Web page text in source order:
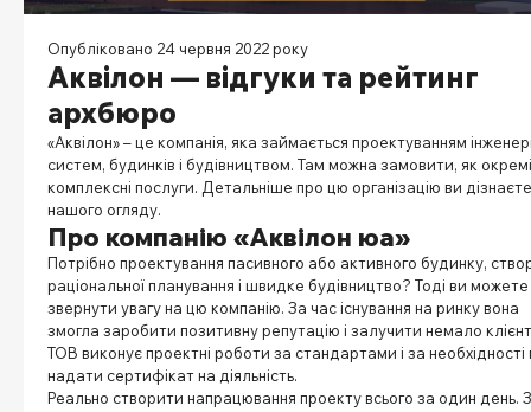
Опубліковано 24 червня 2022 року
Аквілон — відгуки та рейтинг
архбюро
«Аквілон» – це компанія, яка займається проектуванням
систем, будинків і будівництвом. Там можна замовити, як
комплексні послуги. Детальніше про цю організацію ви
нашого огляду.
Про компанію «Аквілон юа»
Потрібно проектування пасивного або активного будинку,
раціональної планування і швидке будівництво? Тоді ви можете
звернути увагу на цю компанію. За час існування на ринку вона
змогла заробити позитивну репутацію і залучити немало
ТОВ виконує проектні роботи за стандартами і за
надати сертифікат на діяльність.
Реально створити напрацювання проекту всього за один день.